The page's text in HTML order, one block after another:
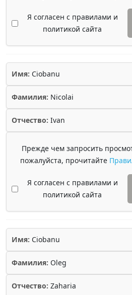
Я согласен с правилами и
политикой сайта
Имя: Ciobanu
Фамилия: Nicolai
Отчество: Ivan
Прежде чем запросить
пожалуйста, прочитайте
Я согласен с правилами и
политикой сайта
Имя: Ciobanu
Фамилия: Oleg
Отчество: Zaharia